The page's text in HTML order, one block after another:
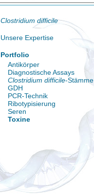
Clostridium difficile
Unsere Expertise
Portfolio
Antikörper
Diagnostische Assays
Clostridium difficile-Stämme
GDH
PCR-Technik
Ribotypisierung
Seren
Toxine